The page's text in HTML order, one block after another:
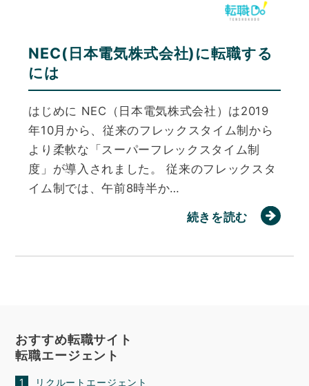
NEC(日本電気株式会社)に転職する
には
はじめに NEC（日本電気株式会社）は2019
年10月から、従来のフレックスタイム制から
より柔軟な「スーパーフレックスタイム制
度」が導入されました。 従来のフレックスタ
イム制では、午前8時半か…
続きを読む
おすすめ転職サイト
転職エージェント
リクルートエージェント